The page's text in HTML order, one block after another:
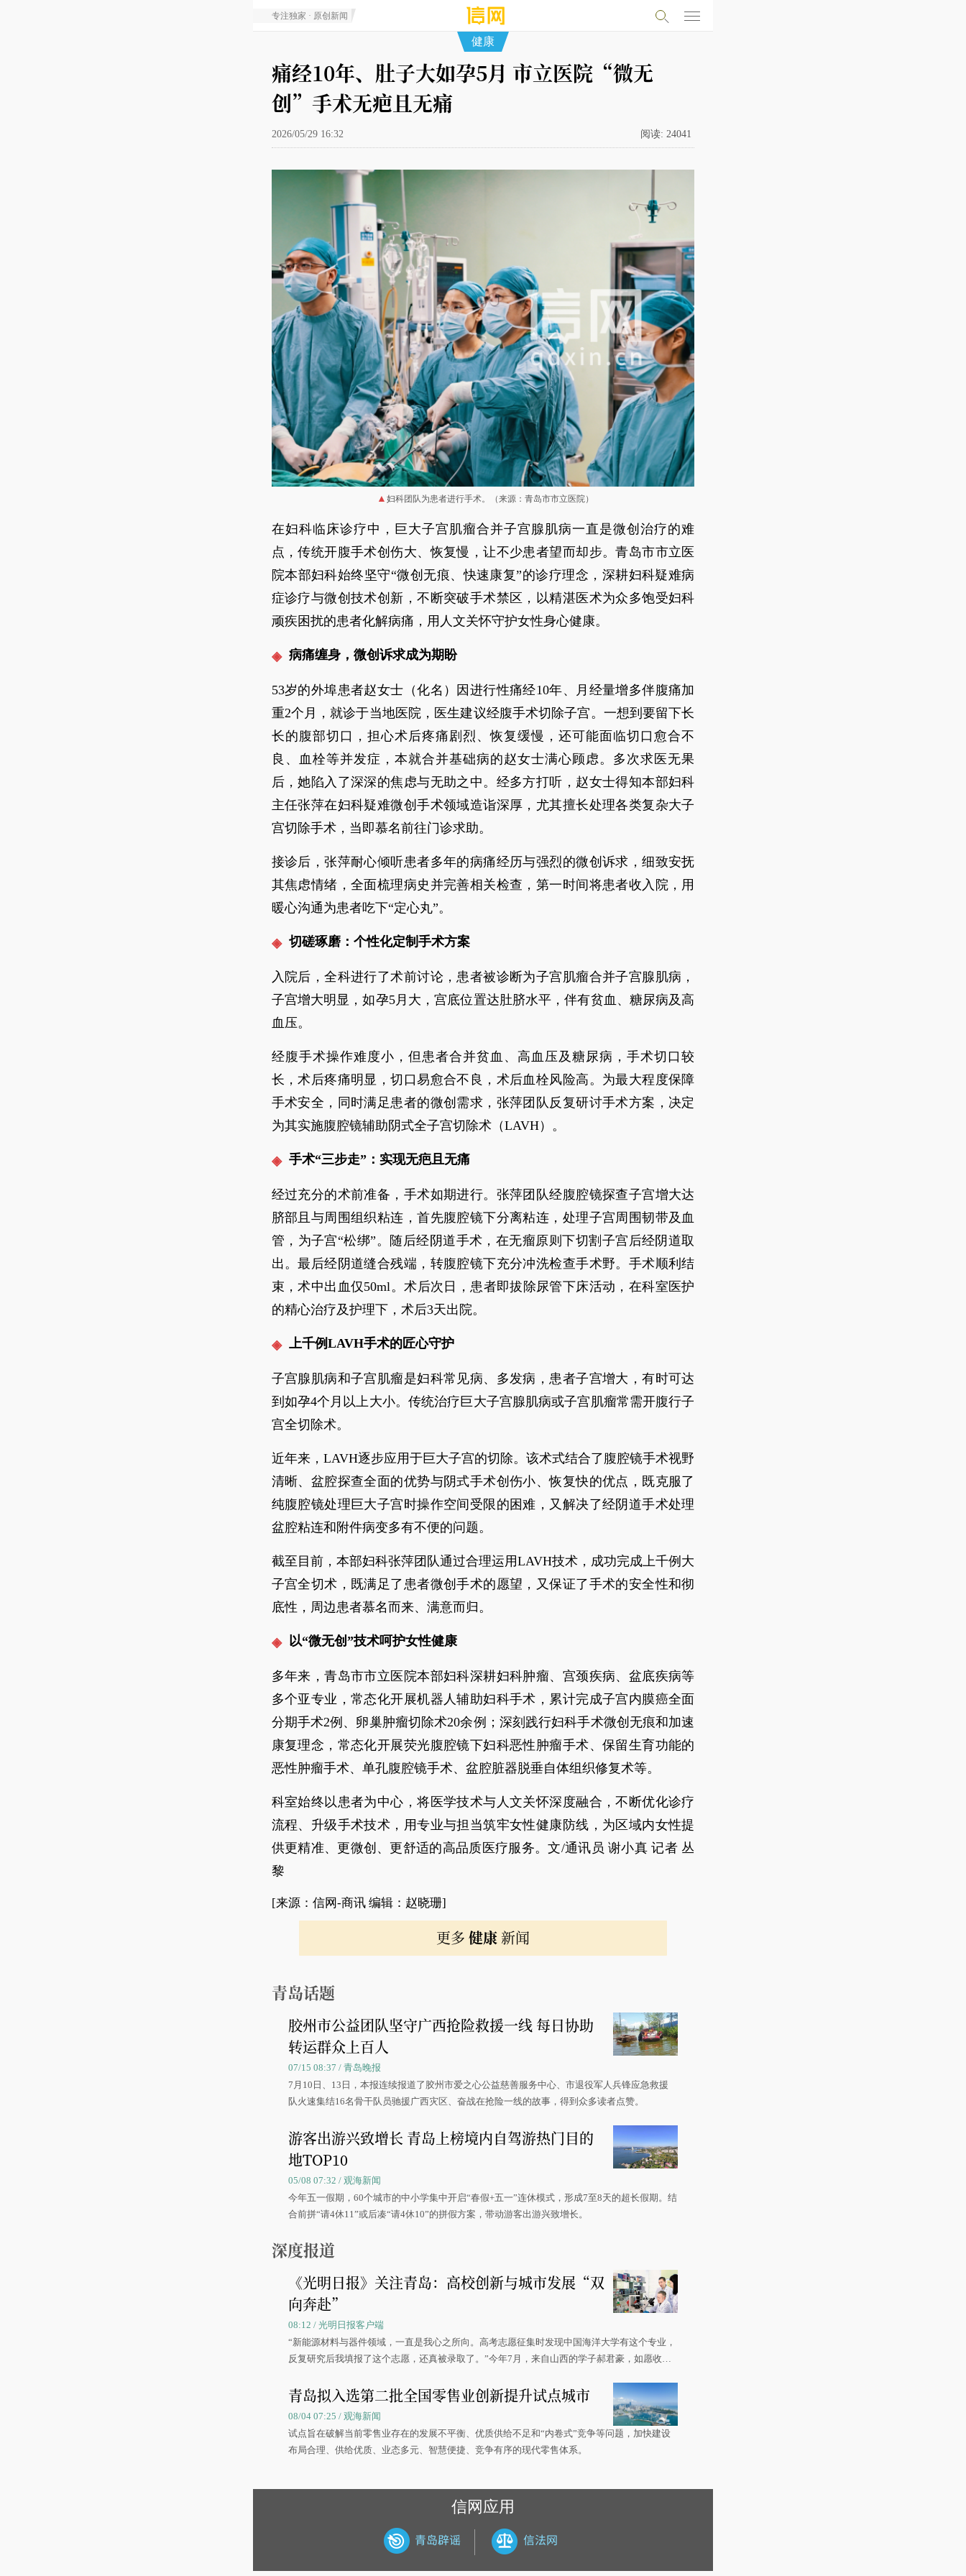
专注独家 · 原创新闻
健康
痛经10年、肚子大如孕5月 市立医院“微无
创”手术无疤且无痛
2026/05/29 16:32 阅读: 24041
妇科团队为患者进行手术。（来源：青岛市市立医院）
在妇科临床诊疗中，巨大子宫肌瘤合并子宫腺肌病一直是微创治疗的难
点，传统开腹手术创伤大、恢复慢，让不少患者望而却步。青岛市市立医
院本部妇科始终坚守“微创无痕、快速康复”的诊疗理念，深耕妇科疑难病
症诊疗与微创技术创新，不断突破手术禁区，以精湛医术为众多饱受妇科
顽疾困扰的患者化解病痛，用人文关怀守护女性身心健康。
病痛缠身，微创诉求成为期盼
53岁的外埠患者赵女士（化名）因进行性痛经10年、月经量增多伴腹痛加
重2个月，就诊于当地医院，医生建议经腹手术切除子宫。一想到要留下长
长的腹部切口，担心术后疼痛剧烈、恢复缓慢，还可能面临切口愈合不
良、血栓等并发症，本就合并基础病的赵女士满心顾虑。多次求医无果
后，她陷入了深深的焦虑与无助之中。经多方打听，赵女士得知本部妇科
主任张萍在妇科疑难微创手术领域造诣深厚，尤其擅长处理各类复杂大子
宫切除手术，当即慕名前往门诊求助。
接诊后，张萍耐心倾听患者多年的病痛经历与强烈的微创诉求，细致安抚
其焦虑情绪，全面梳理病史并完善相关检查，第一时间将患者收入院，用
暖心沟通为患者吃下“定心丸”。
切磋琢磨：个性化定制手术方案
入院后，全科进行了术前讨论，患者被诊断为子宫肌瘤合并子宫腺肌病，
子宫增大明显，如孕5月大，宫底位置达肚脐水平，伴有贫血、糖尿病及高
血压。
经腹手术操作难度小，但患者合并贫血、高血压及糖尿病，手术切口较
长，术后疼痛明显，切口易愈合不良，术后血栓风险高。为最大程度保障
手术安全，同时满足患者的微创需求，张萍团队反复研讨手术方案，决定
为其实施腹腔镜辅助阴式全子宫切除术（LAVH）。
手术“三步走”：实现无疤且无痛
经过充分的术前准备，手术如期进行。张萍团队经腹腔镜探查子宫增大达
脐部且与周围组织粘连，首先腹腔镜下分离粘连，处理子宫周围韧带及血
管，为子宫“松绑”。随后经阴道手术，在无瘤原则下切割子宫后经阴道取
出。最后经阴道缝合残端，转腹腔镜下充分冲洗检查手术野。手术顺利结
束，术中出血仅50ml。术后次日，患者即拔除尿管下床活动，在科室医护
的精心治疗及护理下，术后3天出院。
上千例LAVH手术的匠心守护
子宫腺肌病和子宫肌瘤是妇科常见病、多发病，患者子宫增大，有时可达
到如孕4个月以上大小。传统治疗巨大子宫腺肌病或子宫肌瘤常需开腹行子
宫全切除术。
近年来，LAVH逐步应用于巨大子宫的切除。该术式结合了腹腔镜手术视野
清晰、盆腔探查全面的优势与阴式手术创伤小、恢复快的优点，既克服了
纯腹腔镜处理巨大子宫时操作空间受限的困难，又解决了经阴道手术处理
盆腔粘连和附件病变多有不便的问题。
截至目前，本部妇科张萍团队通过合理运用LAVH技术，成功完成上千例大
子宫全切术，既满足了患者微创手术的愿望，又保证了手术的安全性和彻
底性，周边患者慕名而来、满意而归。
以“微无创”技术呵护女性健康
多年来，青岛市市立医院本部妇科深耕妇科肿瘤、宫颈疾病、盆底疾病等
多个亚专业，常态化开展机器人辅助妇科手术，累计完成子宫内膜癌全面
分期手术2例、卵巢肿瘤切除术20余例；深刻践行妇科手术微创无痕和加速
康复理念，常态化开展荧光腹腔镜下妇科恶性肿瘤手术、保留生育功能的
恶性肿瘤手术、单孔腹腔镜手术、盆腔脏器脱垂自体组织修复术等。
科室始终以患者为中心，将医学技术与人文关怀深度融合，不断优化诊疗
流程、升级手术技术，用专业与担当筑牢女性健康防线，为区域内女性提
供更精准、更微创、更舒适的高品质医疗服务。文/通讯员 谢小真 记者 丛
黎
[来源：信网-商讯 编辑：赵晓珊]
更多 健康新闻
青岛话题
胶州市公益团队坚守广西抢险救援一线 每日协助
转运群众上百人
07/15 08:37 / 青岛晚报
7月10日、13日，本报连续报道了胶州市爱之心公益慈善服务中心、市退役军人兵锋应急救援
队火速集结16名骨干队员驰援广西灾区、奋战在抢险一线的故事，得到众多读者点赞。
游客出游兴致增长 青岛上榜境内自驾游热门目的
地TOP10
05/08 07:32 / 观海新闻
今年五一假期，60个城市的中小学集中开启“春假+五一”连休模式，形成7至8天的超长假期。结
合前拼“请4休11”或后凑“请4休10”的拼假方案，带动游客出游兴致增长。
深度报道
《光明日报》关注青岛：高校创新与城市发展“双
向奔赴”
08:12 / 光明日报客户端
“新能源材料与器件领域，一直是我心之所向。高考志愿征集时发现中国海洋大学有这个专业，
反复研究后我填报了这个志愿，还真被录取了。”今年7月，来自山西的学子郝君豪，如愿收到
青岛拟入选第二批全国零售业创新提升试点城市
08/04 07:25 / 观海新闻
试点旨在破解当前零售业存在的发展不平衡、优质供给不足和“内卷式”竞争等问题，加快建设
布局合理、供给优质、业态多元、智慧便捷、竞争有序的现代零售体系。
信网应用